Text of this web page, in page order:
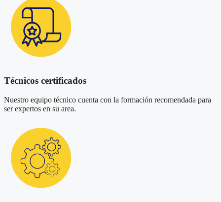
Técnicos certificados
Nuestro equipo técnico cuenta con la formación recomendada para
ser expertos en su area.